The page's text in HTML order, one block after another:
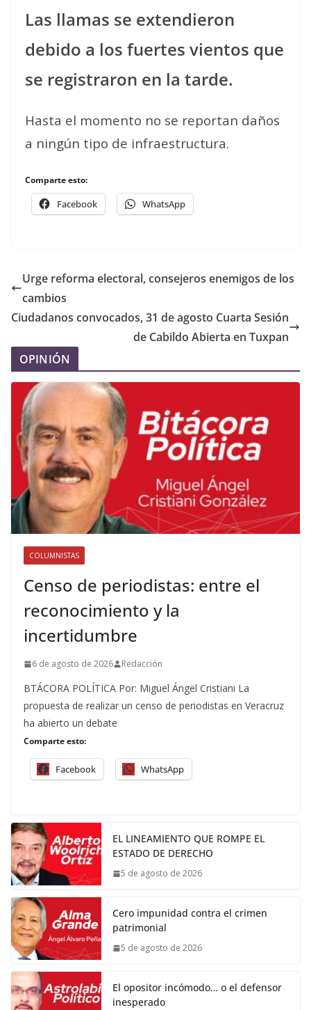
Las llamas se extendieron
debido a los fuertes vientos que
se registraron en la tarde.
Hasta el momento no se reportan daños
a ningún tipo de infraestructura.
Comparte esto:
Facebook WhatsApp
Urge reforma electoral, consejeros enemigos de los
cambios
Ciudadanos convocados, 31 de agosto Cuarta Sesión
de Cabildo Abierta en Tuxpan
OPINIÓN
COLUMNISTAS
Censo de periodistas: entre el
reconocimiento y la
incertidumbre
6 de agosto de 2026 Redacción
BTÁCORA POLÍTICA Por: Miguel Ángel Cristiani La
propuesta de realizar un censo de periodistas en Veracruz
ha abierto un debate
Comparte esto:
Facebook WhatsApp
EL LINEAMIENTO QUE ROMPE EL
ESTADO DE DERECHO
5 de agosto de 2026
Cero impunidad contra el crimen
patrimonial
5 de agosto de 2026
El opositor incómodo… o el defensor
inesperado